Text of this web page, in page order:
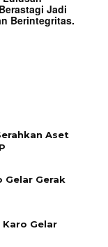
Jadi
Berintegritas.
Aset
Gelar Gerak
Karo Gelar